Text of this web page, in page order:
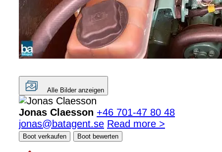
Alle Bilder anzeigen
Jonas Claesson +46 701-47 80 48
jonas@batagent.se Read more >
Boot verkaufen Boot bewerten